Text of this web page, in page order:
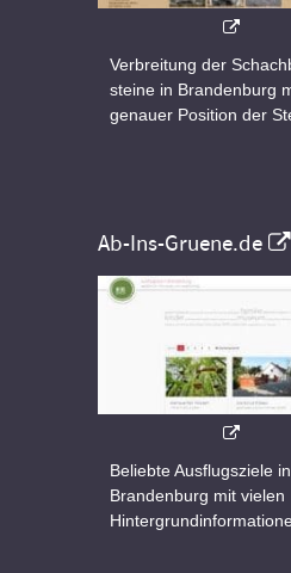
Verbreitung der
steine in Brandenburg
genauer Position der
Ab-Ins-Gruene.de
Beliebte Ausflugsziele in
Brandenburg mit vielen